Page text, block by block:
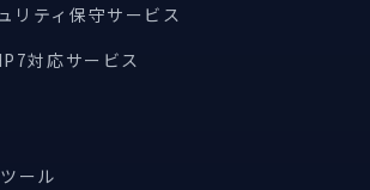
ティ保守サービス
対応サービス
ール